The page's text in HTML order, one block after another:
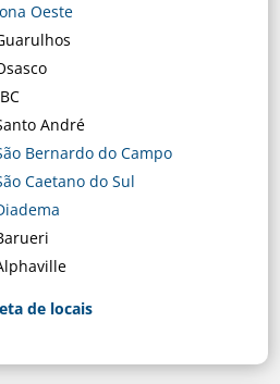
Oeste
André
Bernardo do Campo
Caetano do Sul
de locais